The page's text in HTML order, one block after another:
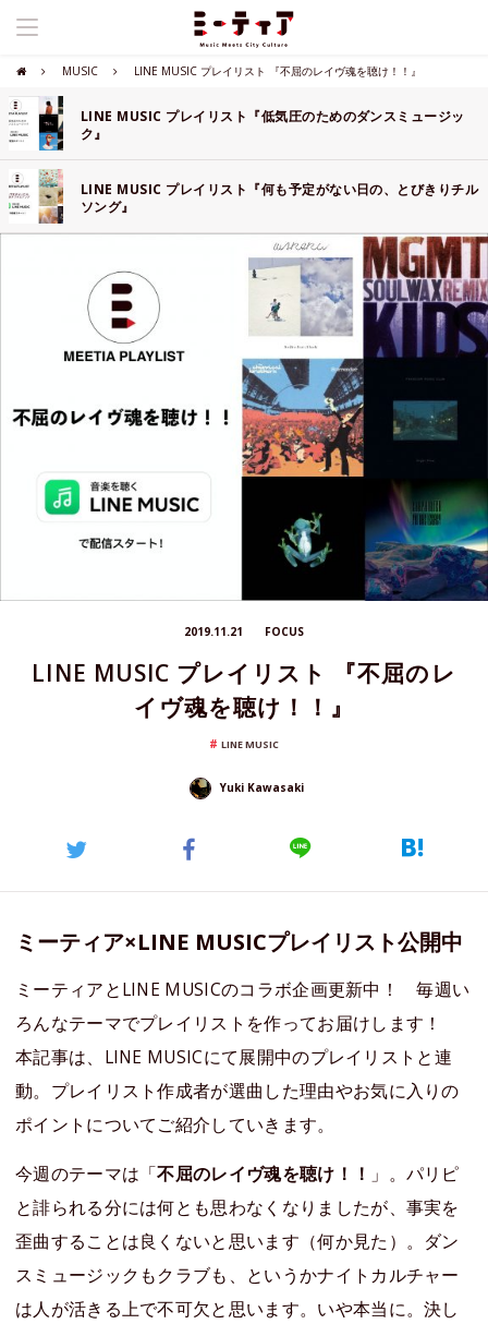
MUSIC LINE MUSIC プレイリスト 『不屈のレイヴ魂を聴け！！』
LINE MUSIC プレイリスト『低気圧のためのダンスミュージッ
ク』
LINE MUSIC プレイリスト『何も予定がない日の、とびきりチル
ソング』
2019.11.21 FOCUS
LINE MUSIC プレイリスト 『不屈のレ
イヴ魂を聴け！！』
LINE MUSIC
Yuki Kawasaki
ミーティア×LINE MUSICプレイリスト公開中
ミーティアとLINE MUSICのコラボ企画更新中！ 毎週い
ろんなテーマでプレイリストを作ってお届けします！
本記事は、LINE MUSICにて展開中のプレイリストと連
動。プレイリスト作成者が選曲した理由やお気に入りの
ポイントについてご紹介していきます。
今週のテーマは「不屈のレイヴ魂を聴け！！ 」。パリピ
と誹られる分には何とも思わなくなりましたが、事実を
歪曲することは良くないと思います（何か見た）。ダン
スミュージックもクラブも、というかナイトカルチャー
は人が活きる上で不可欠と思います。いや本当に。決し